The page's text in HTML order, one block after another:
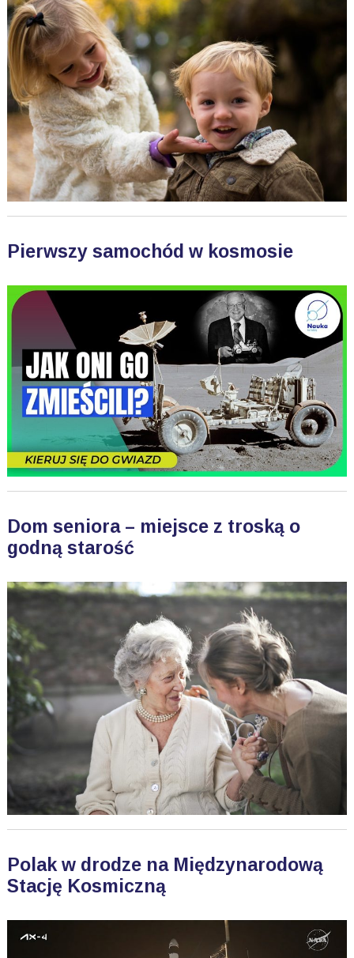
Pierwszy samochód w kosmosie
Dom seniora – miejsce z troską o
godną starość
Polak w drodze na Międzynarodową
Stację Kosmiczną